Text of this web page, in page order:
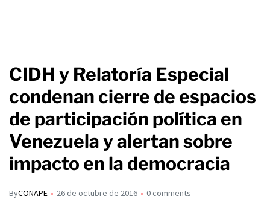
CIDH y Relatoría Especial
condenan cierre de espacios
de participación política en
Venezuela y alertan sobre
impacto en la democracia
ByCONAPE 26 de octubre de 2016 0 comments